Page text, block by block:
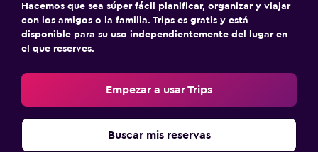
Hacemos que sea súper fácil planificar, organizar y viajar
con los amigos o la familia. Trips es gratis y está
disponible para su uso independientemente del lugar en
el que reserves.
Empezar a usar Trips
Buscar mis reservas